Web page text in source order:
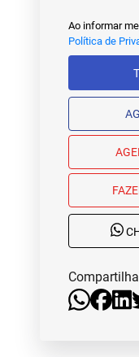
Ao informar
Política de